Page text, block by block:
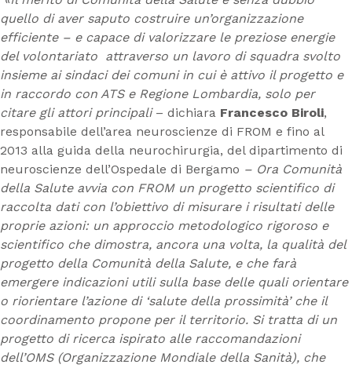
quello di aver saputo costruire un’organizzazione
efficiente – e capace di valorizzare le preziose energie
del volontariato attraverso un lavoro di squadra svolto
insieme ai sindaci dei comuni in cui è attivo il progetto e
in raccordo con ATS e Regione Lombardia, solo per
citare gli attori principali – dichiara Francesco Biroli,
responsabile dell’area neuroscienze di FROM e fino al
2013 alla guida della neurochirurgia, del dipartimento di
neuroscienze dell’Ospedale di Bergamo – Ora Comunità
della Salute avvia con FROM un progetto scientifico di
raccolta dati con l’obiettivo di misurare i risultati delle
proprie azioni: un approccio metodologico rigoroso e
scientifico che dimostra, ancora una volta, la qualità del
progetto della Comunità della Salute, e che farà
emergere indicazioni utili sulla base delle quali orientare
o riorientare l’azione di ‘salute della prossimità’ che il
coordinamento propone per il territorio. Si tratta di un
progetto di ricerca ispirato alle raccomandazioni
dell’OMS (Organizzazione Mondiale della Sanità), che